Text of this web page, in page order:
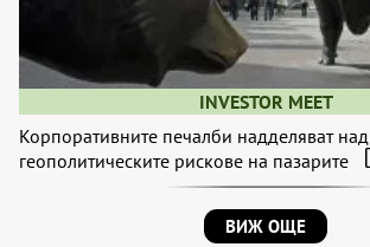
INVESTOR MEET
Корпоративните печалби надделяват над
геополитическите рискове на пазарите
ВИЖ ОЩЕ